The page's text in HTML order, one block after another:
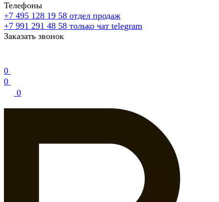
Телефоны
+7 495 128 19 58 отдел продаж
+7 991 291 48 58 только чат telegram
Заказать звонок
0
0
0